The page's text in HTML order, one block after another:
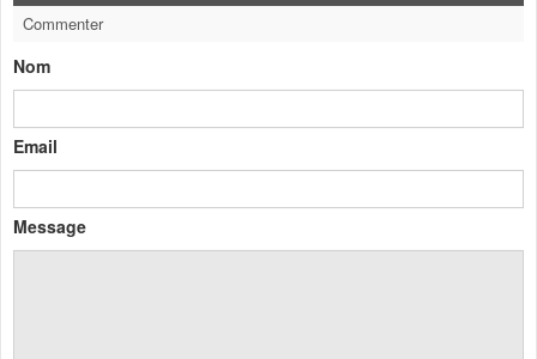
Commenter
Nom
Email
Message